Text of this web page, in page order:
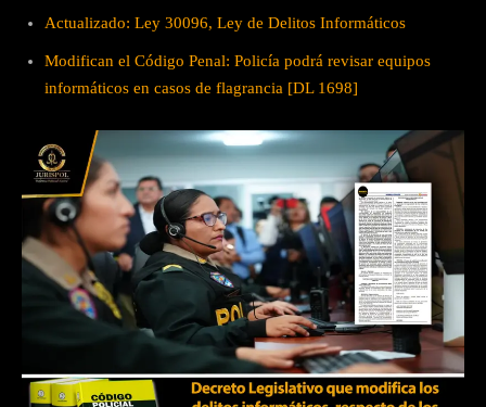
Actualizado: Ley 30096, Ley de Delitos Informáticos
Modifican el Código Penal: Policía podrá revisar equipos
informáticos en casos de flagrancia [DL 1698]